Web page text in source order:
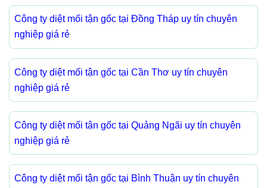
Công ty diệt mối tận gốc tại Đồng Tháp uy tín chuyên
nghiệp giá rẻ
Công ty diệt mối tận gốc tại Cần Thơ uy tín chuyên
nghiệp giá rẻ
Công ty diệt mối tận gốc tại Quảng Ngãi uy tín chuyên
nghiệp giá rẻ
Công ty diệt mối tận gốc tại Bình Thuận uy tín chuyên